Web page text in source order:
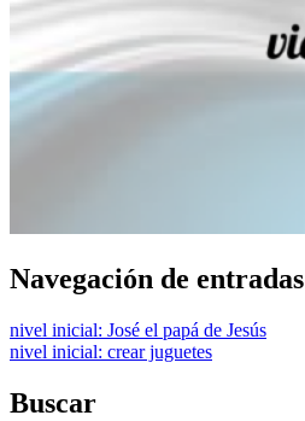
Navegación de entradas
nivel inicial: José el papá de Jesús
nivel inicial: crear juguetes
Buscar